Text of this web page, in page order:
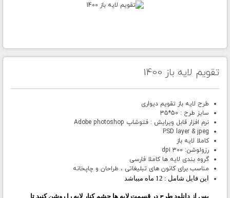
تقویم لایه باز 1400
طرح لایه باز تقویم دیواری
سایز طرح : 50*35
نرم افزار قابل ویرایش : فتوشاپ Adobe photoshop
PSD layer & jpeg
کاملا لایه باز
رزولوشن: 300 dpi
گروه بندی لایه ها کاملا فارسی
مناسب برای کانون های تبلیغاتی ، طراحان و چاپخانه
این فایل شامل : 12 ماه میباشد
پس از دانلود طرح در قسمت لایه ها چشم کنار لایه را روشن کنید تا